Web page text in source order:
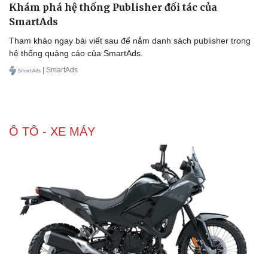
Khám phá hệ thống Publisher đối tác của
SmartAds
Tham khảo ngay bài viết sau để nắm danh sách publisher trong
hệ thống quảng cáo của SmartAds.
| SmartAds
Ô TÔ - XE MÁY